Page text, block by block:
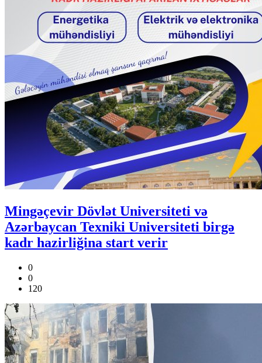
Mingəçevir Dövlət Universiteti və
Azərbaycan Texniki Universiteti birgə
kadr hazirliğina start verir
0
0
120